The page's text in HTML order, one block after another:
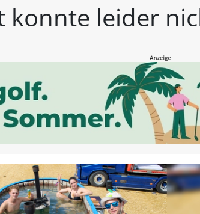
konnte leider